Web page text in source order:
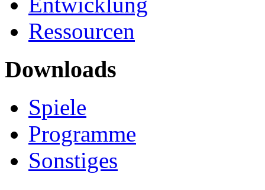
Ressourcen
Downloads
Spiele
Programme
Sonstiges